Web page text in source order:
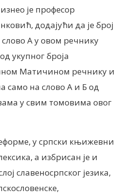
је професор
додајући да је број
А у овом речнику
укупног броја
Матичином речнику и
само на слово А и Б од
у свим томовима овог
у српски књижевни
а избрисан је и
славеносрпског језика,